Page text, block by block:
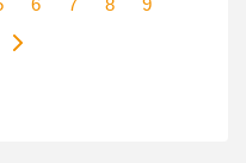
6 7 8
9